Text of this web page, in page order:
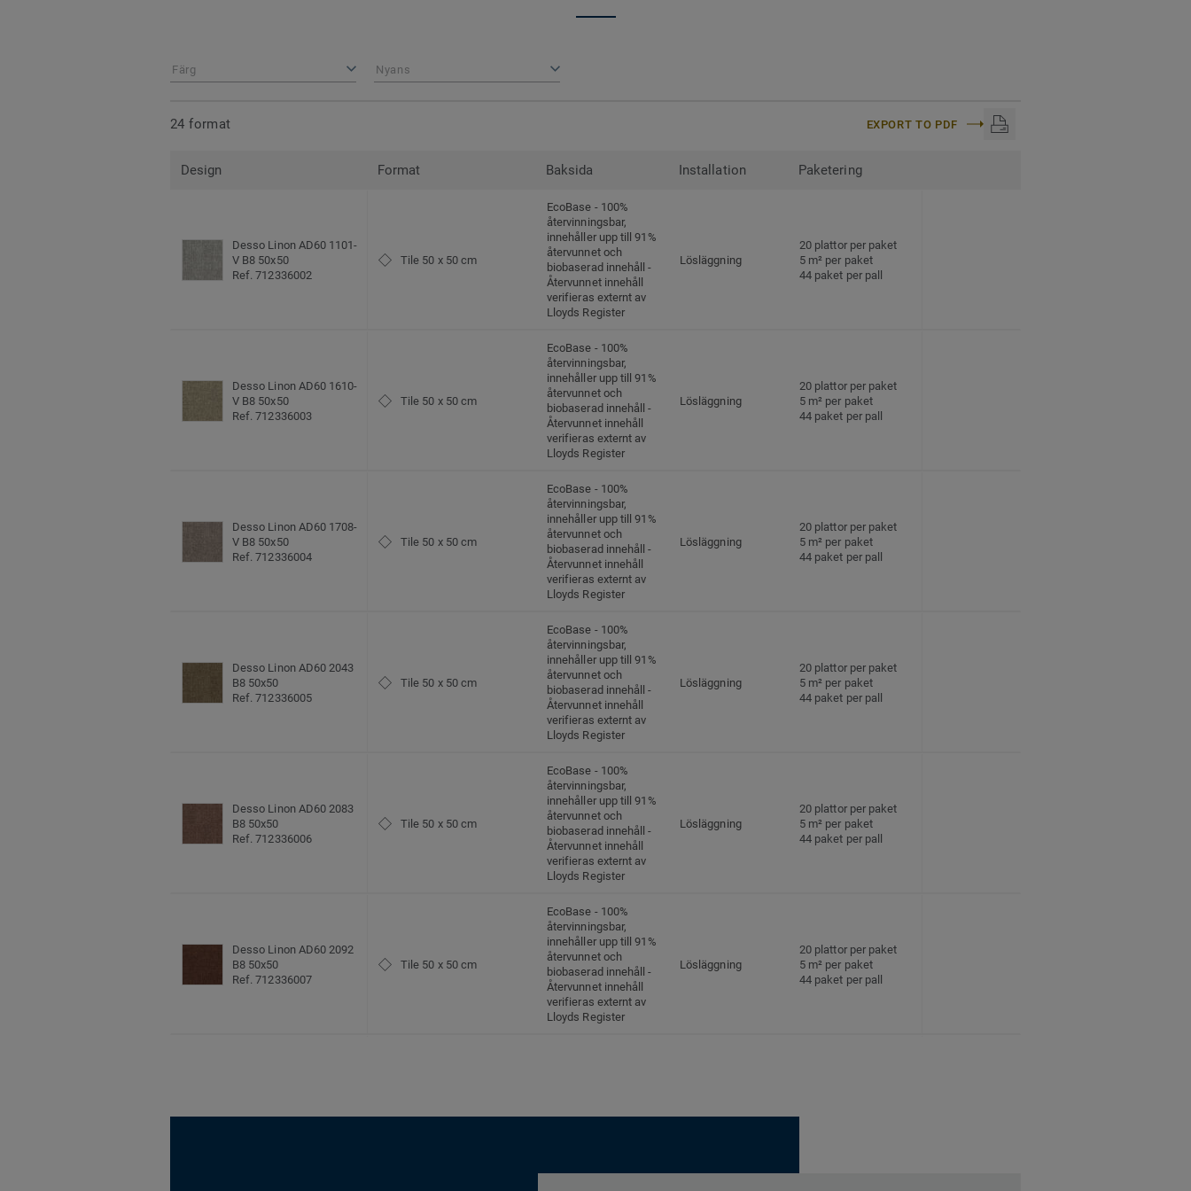
Färg Nyans
24 format EXPORT TO PDF
Design Format Baksida Installation Paketering
Desso Linon AD60 1101-
V B8 50x50
Ref. 712336002
Tile 50 x 50 cm
EcoBase - 100%
återvinningsbar,
innehåller upp till 91%
återvunnet och
biobaserad innehåll -
Återvunnet innehåll
verifieras externt av
Lloyds Register
Lösläggning
20 plattor per paket
5 m² per paket
44 paket per pall
Desso Linon AD60 1610-
V B8 50x50
Ref. 712336003
Tile 50 x 50 cm
EcoBase - 100%
återvinningsbar,
innehåller upp till 91%
återvunnet och
biobaserad innehåll -
Återvunnet innehåll
verifieras externt av
Lloyds Register
Lösläggning
20 plattor per paket
5 m² per paket
44 paket per pall
Desso Linon AD60 1708-
V B8 50x50
Ref. 712336004
Tile 50 x 50 cm
EcoBase - 100%
återvinningsbar,
innehåller upp till 91%
återvunnet och
biobaserad innehåll -
Återvunnet innehåll
verifieras externt av
Lloyds Register
Lösläggning
20 plattor per paket
5 m² per paket
44 paket per pall
Desso Linon AD60 2043
B8 50x50
Ref. 712336005
Tile 50 x 50 cm
EcoBase - 100%
återvinningsbar,
innehåller upp till 91%
återvunnet och
biobaserad innehåll -
Återvunnet innehåll
verifieras externt av
Lloyds Register
Lösläggning
20 plattor per paket
5 m² per paket
44 paket per pall
Desso Linon AD60 2083
B8 50x50
Ref. 712336006
Tile 50 x 50 cm
EcoBase - 100%
återvinningsbar,
innehåller upp till 91%
återvunnet och
biobaserad innehåll -
Återvunnet innehåll
verifieras externt av
Lloyds Register
Lösläggning
20 plattor per paket
5 m² per paket
44 paket per pall
Desso Linon AD60 2092
B8 50x50
Ref. 712336007
Tile 50 x 50 cm
EcoBase - 100%
återvinningsbar,
innehåller upp till 91%
återvunnet och
biobaserad innehåll -
Återvunnet innehåll
verifieras externt av
Lloyds Register
Lösläggning
20 plattor per paket
5 m² per paket
44 paket per pall
Ref. 712336008